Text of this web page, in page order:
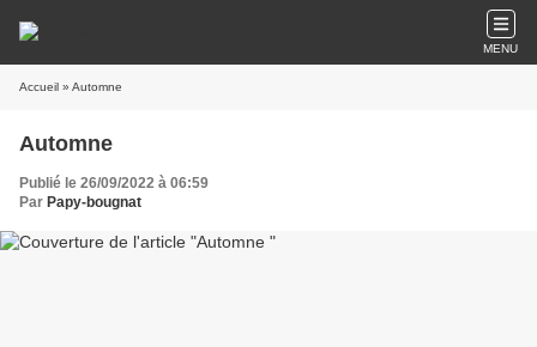
MENU
Accueil » Automne
Automne
Publié le 26/09/2022 à 06:59
Par Papy-bougnat